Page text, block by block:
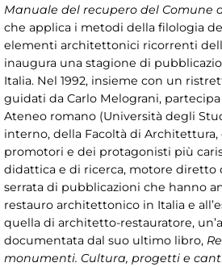
Manuale del recupero del Comune
che applica i metodi della filologia
elementi architettonici ricorrenti
inaugura una stagione di
Italia. Nel 1992, insieme con un
guidati da Carlo Melograni,
Ateneo romano (Università degli
interno, della Facoltà di
promotori e dei protagonisti più
didattica e di ricerca, motore diretto
serrata di pubblicazioni che hanno
restauro architettonico in Italia e
quella di architetto-restauratore,
documentata dal suo ultimo libro,
monumenti. Cultura, progetti e